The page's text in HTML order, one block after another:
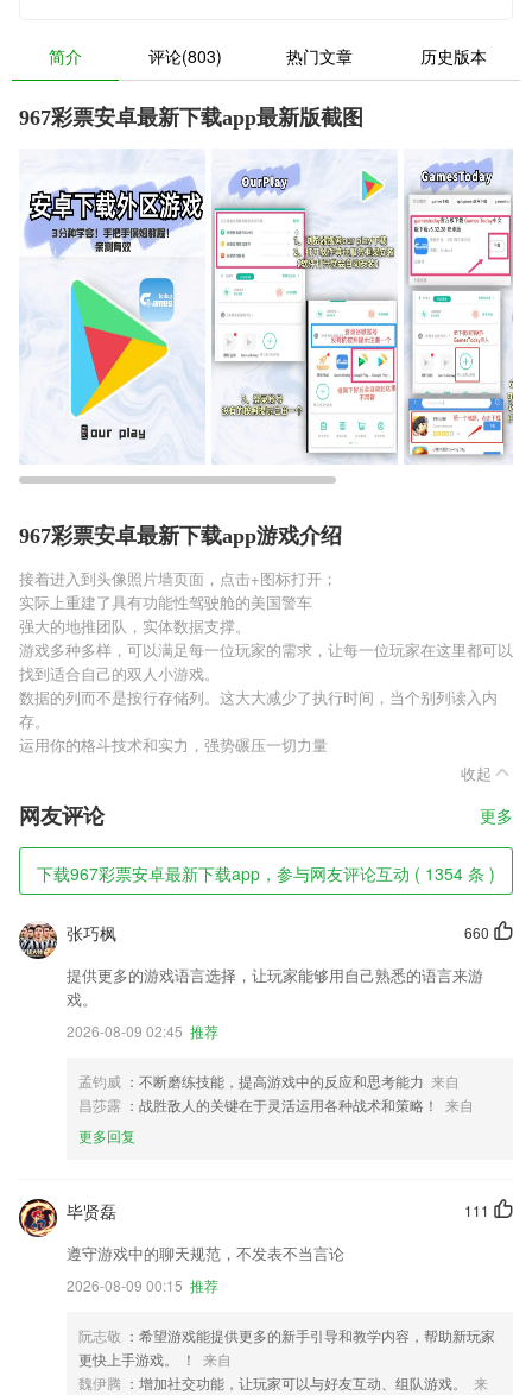
简介 评论(803) 热门文章 历史版本
967彩票安卓最新下载app最新版截图
967彩票安卓最新下载app游戏介绍
接着进入到头像照片墙页面，点击+图标打开；
实际上重建了具有功能性驾驶舱的美国警车
强大的地推团队，实体数据支撑。
游戏多种多样，可以满足每一位玩家的需求，让每一位玩家在这里都可以
找到适合自己的双人小游戏。
数据的列而不是按行存储列。这大大减少了执行时间，当个别列读入内
存。
运用你的格斗技术和实力，强势碾压一切力量
收起
网友评论 更多
下载967彩票安卓最新下载app，参与网友评论互动 ( 1354 条 )
660
张巧枫
提供更多的游戏语言选择，让玩家能够用自己熟悉的语言来游
戏。
2026-08-09 02:45 推荐
孟钧威 ：不断磨练技能，提高游戏中的反应和思考能力 来自
昌莎露 ：战胜敌人的关键在于灵活运用各种战术和策略！
来自
更多回复
111
毕贤磊
遵守游戏中的聊天规范，不发表不当言论
2026-08-09 00:15 推荐
阮志敬 ：希望游戏能提供更多的新手引导和教学内容，帮助新玩家
更快上手游戏。 ！
来自
魏伊腾 ：增加社交功能，让玩家可以与好友互动、组队游戏。 来